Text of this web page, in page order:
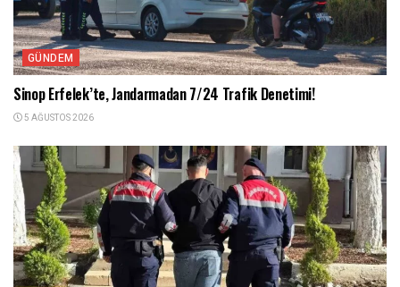
GÜNDEM
Sinop Erfelek’te, Jandarmadan 7/24 Trafik Denetimi!
5 AĞUSTOS 2026